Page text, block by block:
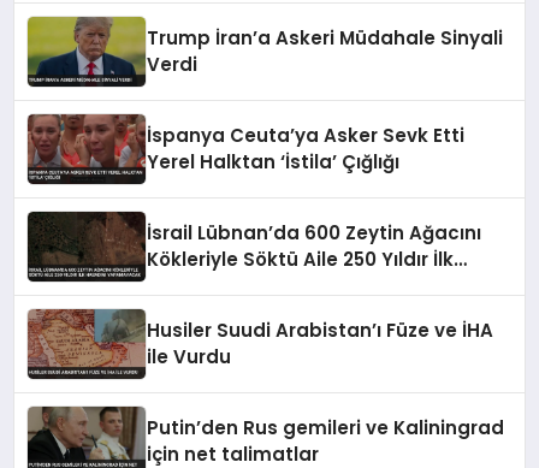
Trump İran’a Askeri Müdahale Sinyali
Verdi
İspanya Ceuta’ya Asker Sevk Etti
Yerel Halktan ‘İstila’ Çığlığı
İsrail Lübnan’da 600 Zeytin Ağacını
Kökleriyle Söktü Aile 250 Yıldır İlk
Husiler Suudi Arabistan’ı Füze ve İHA
ile Vurdu
Putin’den Rus gemileri ve Kaliningrad
için net talimatlar